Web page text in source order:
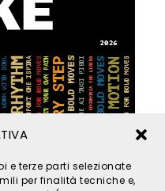
e terze parti selezionate
per finalità tecniche e,